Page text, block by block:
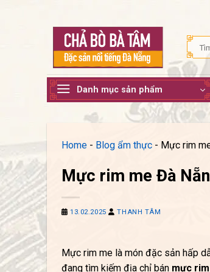
Tìm
Danh mục sản phẩm
Home - Blog ẩm thực - Mực rim
Mực rim me Đà
13.02.2025 THANH TÂM
Mực rim me là món đặc sản hấp
đang tìm kiếm địa chỉ bán mực